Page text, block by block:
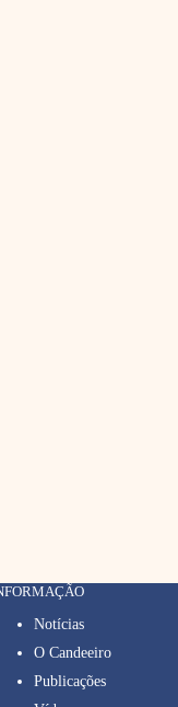
Notícias
O Candeeiro
Publicações